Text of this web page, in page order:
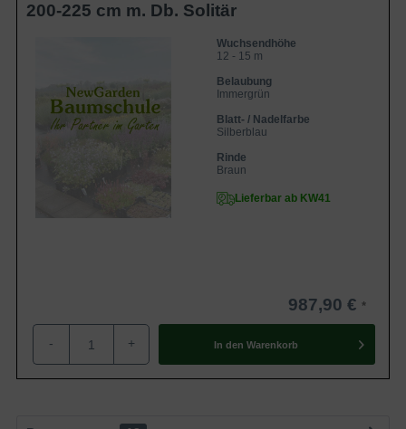
200-225 cm m. Db. Solitär
Wuchsendhöhe
12 - 15 m
Belaubung
Immergrün
Blatt- / Nadelfarbe
Silberblau
Rinde
Braun
Lieferbar ab KW41
987,90 €
- + In den Warenkorb